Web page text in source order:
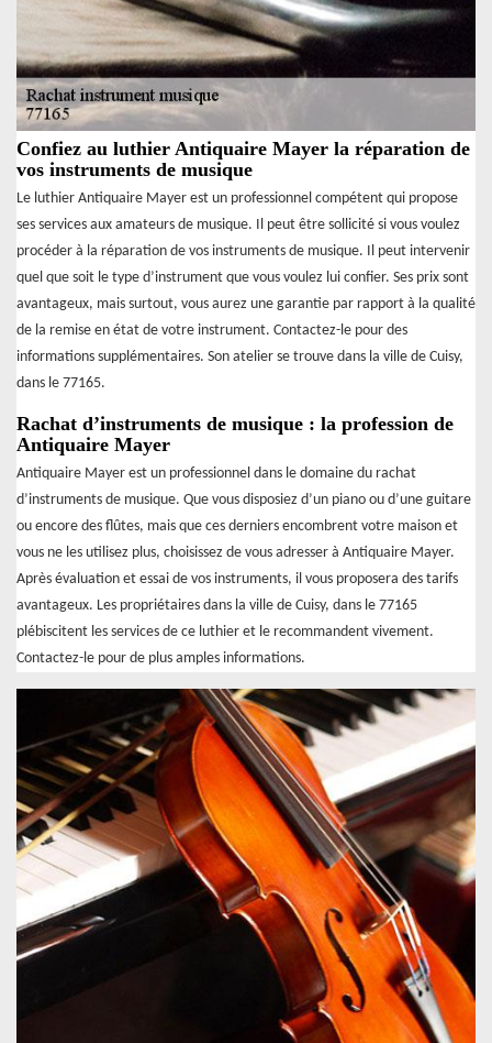
Confiez au luthier Antiquaire Mayer la réparation de
vos instruments de musique
Le luthier Antiquaire Mayer est un professionnel compétent qui propose
ses services aux amateurs de musique. Il peut être sollicité si vous voulez
procéder à la réparation de vos instruments de musique. Il peut intervenir
quel que soit le type d’instrument que vous voulez lui confier. Ses prix sont
avantageux, mais surtout, vous aurez une garantie par rapport à la qualité
de la remise en état de votre instrument. Contactez-le pour des
informations supplémentaires. Son atelier se trouve dans la ville de Cuisy,
dans le 77165.
Rachat d’instruments de musique : la profession de
Antiquaire Mayer
Antiquaire Mayer est un professionnel dans le domaine du rachat
d’instruments de musique. Que vous disposiez d’un piano ou d’une guitare
ou encore des flûtes, mais que ces derniers encombrent votre maison et
vous ne les utilisez plus, choisissez de vous adresser à Antiquaire Mayer.
Après évaluation et essai de vos instruments, il vous proposera des tarifs
avantageux. Les propriétaires dans la ville de Cuisy, dans le 77165
plébiscitent les services de ce luthier et le recommandent vivement.
Contactez-le pour de plus amples informations.